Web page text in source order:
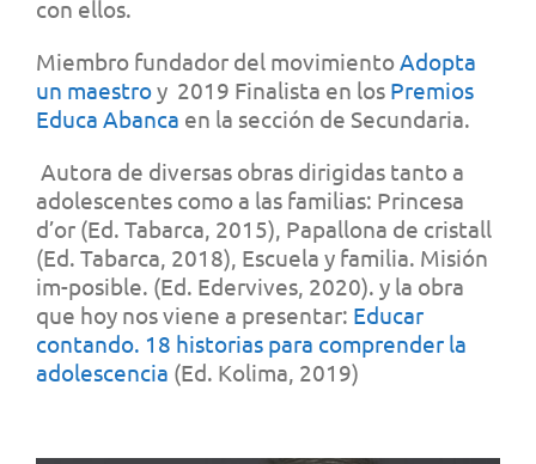
con ellos.
Miembro fundador del movimiento Adopta
un maestroy 2019 Finalista en los Premios
Educa Abanca en la sección de Secundaria.
Autora de diversas obras dirigidas tanto a
adolescentes como a las familias: Princesa
d’or (Ed. Tabarca, 2015), Papallona de cristall
(Ed. Tabarca, 2018), Escuela y familia. Misión
im-posible. (Ed. Edervives, 2020). y la obra
que hoy nos viene a presentar: Educar
contando. 18 historias para comprender la
adolescencia (Ed. Kolima, 2019)